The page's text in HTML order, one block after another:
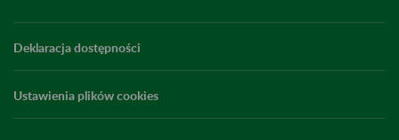
Deklaracja dostępności
Ustawienia plików cookies